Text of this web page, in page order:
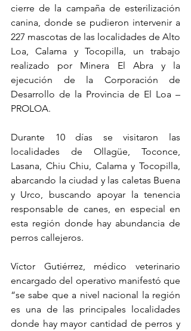
cierre de la campaña de esterilización
canina, donde se pudieron intervenir a
227 mascotas de las localidades de Alto
Loa, Calama y Tocopilla, un trabajo
realizado por Minera El Abra y la
ejecución de la Corporación de
Desarrollo de la Provincia de El Loa –
PROLOA.
Durante 10 días se visitaron las
localidades de Ollagüe, Toconce,
Lasana, Chiu Chiu, Calama y Tocopilla,
abarcando la ciudad y las caletas Buena
y Urco, buscando apoyar la tenencia
responsable de canes, en especial en
esta región donde hay abundancia de
perros callejeros.
Víctor Gutiérrez, médico veterinario
encargado del operativo manifestó que
“se sabe que a nivel nacional la región
es una de las principales localidades
donde hay mayor cantidad de perros y